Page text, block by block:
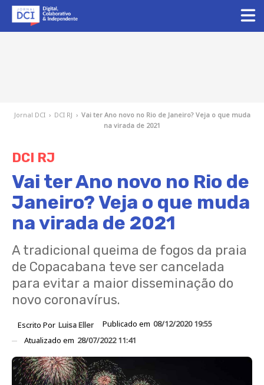
Jornal DCI › DCI RJ › Vai ter Ano novo no Rio de Janeiro? Veja o que muda
na virada de 2021
DCI RJ
Vai ter Ano novo no Rio de
Janeiro? Veja o que muda
na virada de 2021
A tradicional queima de fogos da praia
de Copacabana teve ser cancelada
para evitar a maior disseminação do
novo coronavírus.
Escrito Por Luisa Eller Publicado em 08/12/2020 19:55
Atualizado em 28/07/2022 11:41